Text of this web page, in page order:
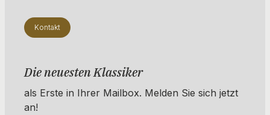
Kontakt
Die neuesten Klassiker
als Erste in Ihrer Mailbox. ​​​​​​Melden Sie sich jetzt
an!